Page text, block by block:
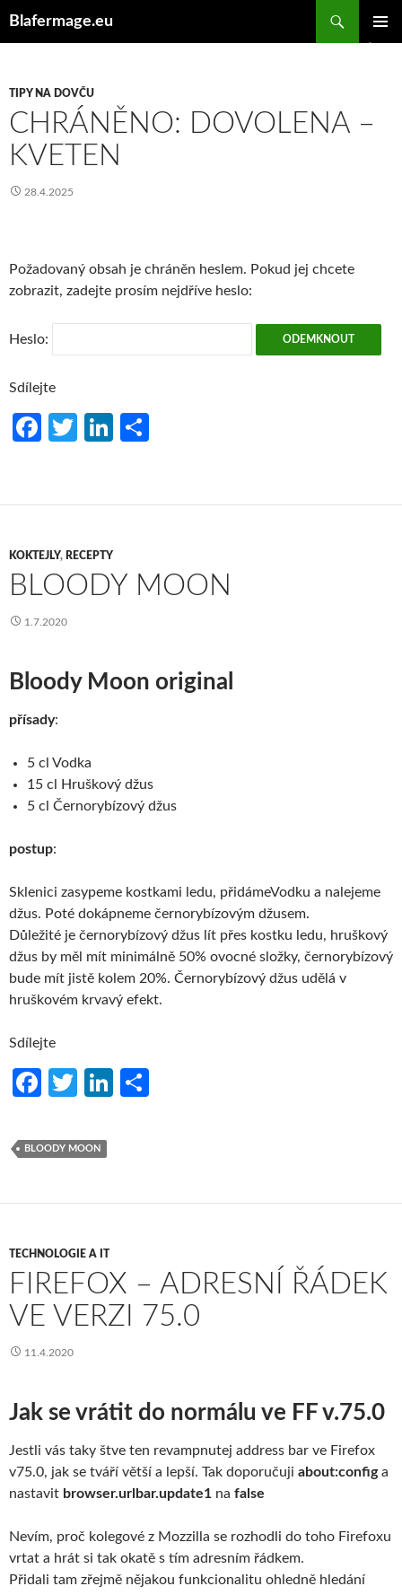
Blafermage.eu
WEBU
TIPY NA DOVČU
CHRÁNĚNO: DOVOLENA –
KVETEN
28.4.2025
Požadovaný obsah je chráněn heslem. Pokud jej chcete
zobrazit, zadejte prosím nejdříve heslo:
Heslo:
Sdílejte
Fa
o
k
T
er
Li
dI e
KOKTEJLY, RECEPTY
BLOODY MOON
1.7.2020
Bloody Moon original
přísady:
5 cl Vodka
15 cl Hruškový džus
5 cl Černorybízový džus
postup:
Sklenici zasypeme kostkami ledu, přidámeVodku a nalejeme
džus. Poté dokápneme černorybízovým džusem.
Důležité je černorybízový džus lít přes kostku ledu, hruškový
džus by měl mít minimálně 50% ovocné složky, černorybízový
bude mít jistě kolem 20%. Černorybízový džus udělá v
hruškovém krvavý efekt.
Sdílejte
Fa
b
o
T
itt
Li
n
BLOODY MOON
TECHNOLOGIE A IT
FIREFOX – ADRESNÍ ŘÁDEK
VE VERZI 75.0
11.4.2020
Jak se vrátit do normálu ve FF v.75.0
Jestli vás taky štve ten revampnutej address bar ve Firefox
v75.0, jak se tváří větší a lepší. Tak doporučuji about:configa
nastavit browser.urlbar.update1 na false
Nevím, proč kolegové z Mozzilla se rozhodli do toho Firefoxu
vrtat a hrát si tak okatě s tím adresním řádkem.
Přidali tam zřejmě nějakou funkcionalitu ohledně hledání